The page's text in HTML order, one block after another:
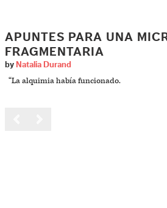
APUNTES PARA UNA
FRAGMENTARIA
by Natalia Durand
“La alquimia había funcionado.